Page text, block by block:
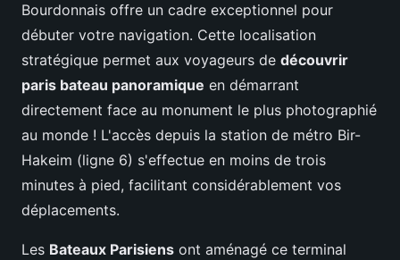
Bourdonnais offre un cadre exceptionnel pour
débuter votre navigation. Cette localisation
stratégique permet aux voyageurs de découvrir
paris bateau panoramique en démarrant
directement face au monument le plus photographié
au monde ! L'accès depuis la station de métro Bir-
Hakeim (ligne 6) s'effectue en moins de trois
minutes à pied, facilitant considérablement vos
déplacements.
Les Bateaux Parisiens ont aménagé ce terminal